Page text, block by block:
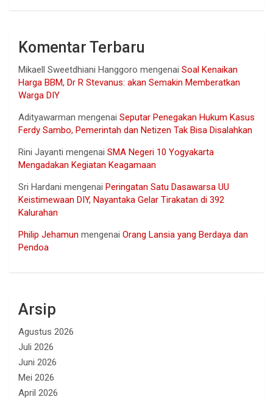
Komentar Terbaru
Mikaell Sweetdhiani Hanggoro mengenai Soal Kenaikan
Harga BBM, Dr R Stevanus: akan Semakin Memberatkan
Warga DIY
Adityawarman mengenai Seputar Penegakan Hukum Kasus
Ferdy Sambo, Pemerintah dan Netizen Tak Bisa Disalahkan
Rini Jayanti mengenai SMA Negeri 10 Yogyakarta
Mengadakan Kegiatan Keagamaan
Sri Hardani mengenai Peringatan Satu Dasawarsa UU
Keistimewaan DIY, Nayantaka Gelar Tirakatan di 392
Kalurahan
Philip Jehamun mengenai Orang Lansia yang Berdaya dan
Pendoa
Arsip
Agustus 2026
Juli 2026
Juni 2026
Mei 2026
April 2026